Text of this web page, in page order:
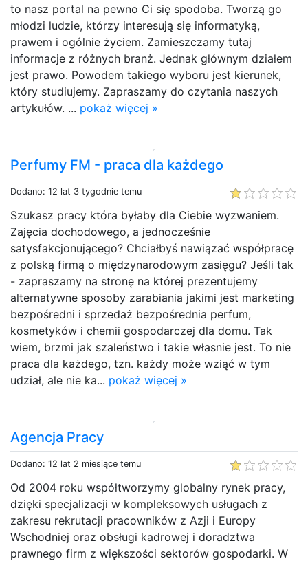
to nasz portal na pewno Ci się spodoba. Tworzą go
młodzi ludzie, którzy interesują się informatyką,
prawem i ogólnie życiem. Zamieszczamy tutaj
informacje z różnych branż. Jednak głównym działem
jest prawo. Powodem takiego wyboru jest kierunek,
który studiujemy. Zapraszamy do czytania naszych
artykułów. ... pokaż więcej »
Perfumy FM - praca dla każdego
Dodano: 12 lat 3 tygodnie temu
Szukasz pracy która byłaby dla Ciebie wyzwaniem.
Zajęcia dochodowego, a jednocześnie
satysfakcjonującego? Chciałbyś nawiązać współpracę
z polską firmą o międzynarodowym zasięgu? Jeśli tak
- zapraszamy na stronę na której prezentujemy
alternatywne sposoby zarabiania jakimi jest marketing
bezpośredni i sprzedaż bezpośrednia perfum,
kosmetyków i chemii gospodarczej dla domu. Tak
wiem, brzmi jak szaleństwo i takie własnie jest. To nie
praca dla każdego, tzn. każdy może wziąć w tym
udział, ale nie ka... pokaż więcej »
Agencja Pracy
Dodano: 12 lat 2 miesiące temu
Od 2004 roku współtworzymy globalny rynek pracy,
dzięki specjalizacji w kompleksowych usługach z
zakresu rekrutacji pracowników z Azji i Europy
Wschodniej oraz obsługi kadrowej i doradztwa
prawnego firm z większości sektorów gospodarki. W